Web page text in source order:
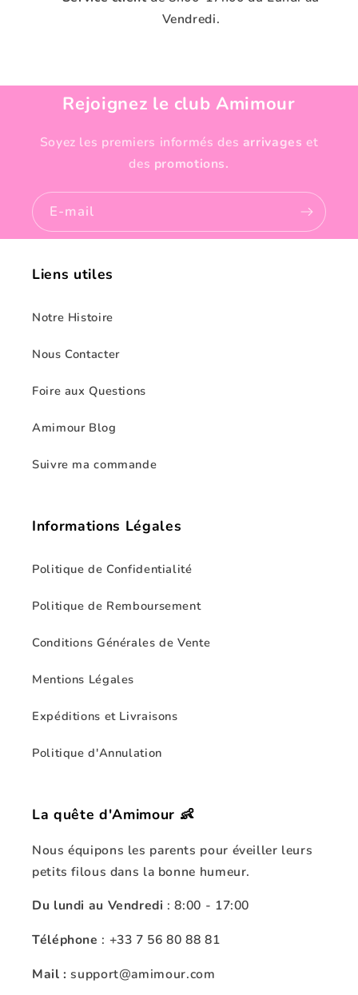
Vendredi.
Rejoignez le club Amimour
Soyez les premiers informés des arrivageset
des promotions.
E-mail
Liens utiles
Notre Histoire
Nous Contacter
Foire aux Questions
Amimour Blog
Suivre ma commande
Informations Légales
Politique de Confidentialité
Politique de Remboursement
Conditions Générales de Vente
Mentions Légales
Expéditions et Livraisons
Politique d'Annulation
La quête d'Amimour 👶
Nous équipons les parents pour éveiller leurs
petits filous dans la bonne humeur.
Du lundi au Vendredi : 8:00 - 17:00
Téléphone : +33 7 56 80 88 81
Mail :support@amimour.com